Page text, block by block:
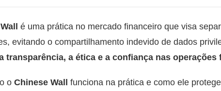
é uma prática no mercado financeiro que visa
evitando o compartilhamento indevido de dados
transparência, a ética e a confiança nas operações
oChinese Wall funciona na prática e como ele